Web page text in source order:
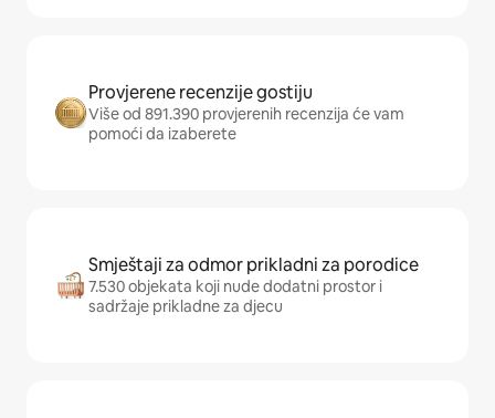
Provjerene recenzije gostiju
Više od 891.390 provjerenih recenzija će vam
pomoći da izaberete
Smještaji za odmor prikladni za porodice
7.530 objekata koji nude dodatni prostor i
sadržaje prikladne za djecu